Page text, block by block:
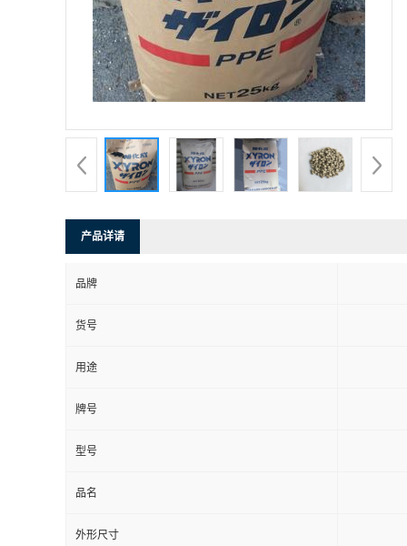
产品详请
品牌
货号
用途
牌号
型号
品名
外形尺寸